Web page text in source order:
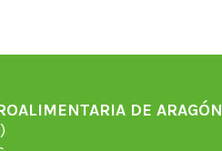
DE ARAGÓN